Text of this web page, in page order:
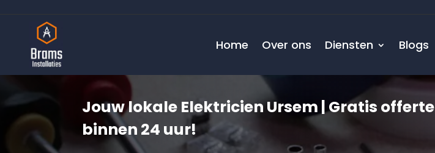
Home Over ons Diensten Blogs
Jouw lokale Elektricien Ursem | Gratis offerte
binnen 24 uur!